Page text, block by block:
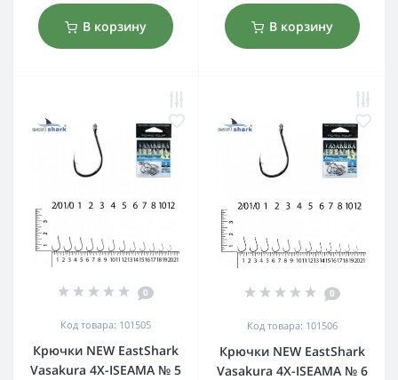
В корзину В корзину
0
Код товара: 101505
Крючки NEW EastShark
Vasakura 4X-ISEAMA № 5
0
Код товара: 101506
Крючки NEW EastShark
Vasakura 4X-ISEAMA № 6